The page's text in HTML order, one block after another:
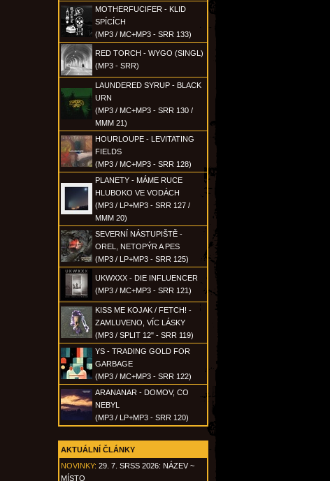
MOTHERFUCIFER - KLID
SPÍCÍCH
(MP3 / MC+MP3 - SRR 133)
RED TORCH - WYGO (SINGL)
(MP3 - SRR)
LAUNDERED SYRUP - BLACK
URN
(MP3 / MC+MP3 - SRR 130 /
MMM 21)
HOURLOUPE - LEVITATING
FIELDS
(MP3 / MC+MP3 - SRR 128)
PLANETY - MÁME RUCE
HLUBOKO VE VODÁCH
(MP3 / LP+MP3 - SRR 127 /
MMM 20)
SEVERNÍ NÁSTUPIŠTĚ -
OREL, NETOPÝR A PES
(MP3 / LP+MP3 - SRR 125)
UKWXXX - DIE INFLUENCER
(MP3 / MC+MP3 - SRR 121)
KISS ME KOJAK / FETCH! -
ZAMLUVENO, VÍC LÁSKY
(MP3 / SPLIT 12" - SRR 119)
YS - TRADING GOLD FOR
GARBAGE
(MP3 / MC+MP3 - SRR 122)
ARANANAR - DOMOV, CO
NEBYL
(MP3 / LP+MP3 - SRR 120)
AKTUÁLNÍ ČLÁNKY
NOVINKY: 29. 7. SRSS 2026: NÁZEV ~
MÍSTO